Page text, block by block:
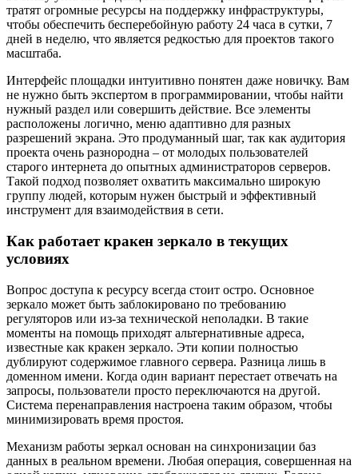
тратят огромные ресурсы на поддержку инфраструктуры,
чтобы обеспечить бесперебойную работу 24 часа в сутки, 7
дней в неделю, что является редкостью для проектов такого
масштаба.
Интерфейс площадки интуитивно понятен даже новичку. Вам
не нужно быть экспертом в программировании, чтобы найти
нужный раздел или совершить действие. Все элементы
расположены логично, меню адаптивно для разных
разрешений экрана. Это продуманный шаг, так как аудитория
проекта очень разнородна – от молодых пользователей
старого интернета до опытных администраторов серверов.
Такой подход позволяет охватить максимально широкую
группу людей, которым нужен быстрый и эффективный
инструмент для взаимодействия в сети.
Как работает кракен зеркало в текущих
условиях
Вопрос доступа к ресурсу всегда стоит остро. Основное
зеркало может быть заблокировано по требованию
регуляторов или из-за технической неполадки. В такие
моменты на помощь приходят альтернативные адреса,
известные как кракен зеркало. Эти копии полностью
дублируют содержимое главного сервера. Разница лишь в
доменном имени. Когда один вариант перестает отвечать на
запросы, пользователи просто переключаются на другой.
Система перенаправления настроена таким образом, чтобы
минимизировать время простоя.
Механизм работы зеркал основан на синхронизации баз
данных в реальном времени. Любая операция, совершенная на